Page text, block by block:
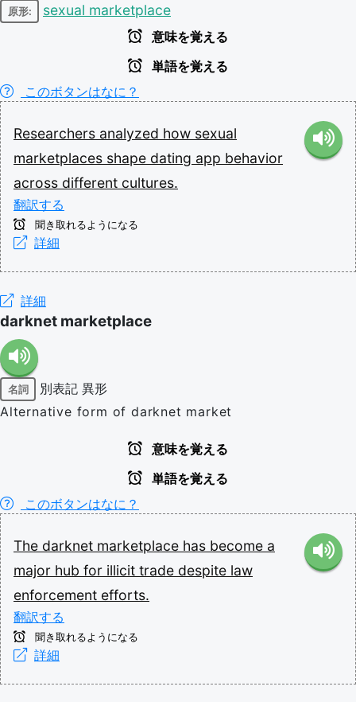
原形: sexual marketplace
意味を覚える
単語を覚える
このボタンはなに？
Researchers analyzed how sexual
marketplaces shape dating app behavior
across different cultures.
翻訳する
聞き取れるようになる
詳細
詳細
darknet marketplace
名詞 別表記 異形
Alternative form of darknet market
意味を覚える
単語を覚える
このボタンはなに？
The darknet marketplace has become a
major hub for illicit trade despite law
enforcement efforts.
翻訳する
聞き取れるようになる
詳細